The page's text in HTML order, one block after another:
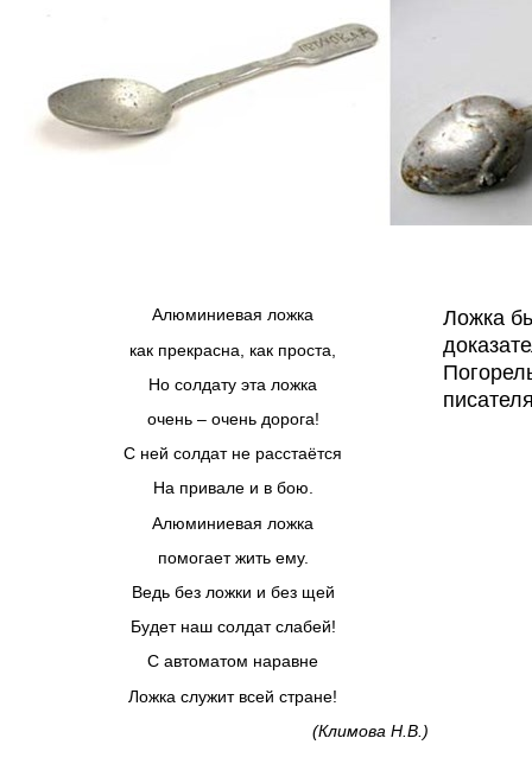
Алюминиевая ложка
как прекрасна, как проста,
Но солдату эта ложка
очень – очень дорога!
С ней солдат не расстаётся
На привале и в бою.
Алюминиевая ложка
помогает жить ему.
Ведь без ложки и без щей
Будет наш солдат слабей!
С автоматом наравне
Ложка служит всей стране!
(Климова Н В .)
Ложка